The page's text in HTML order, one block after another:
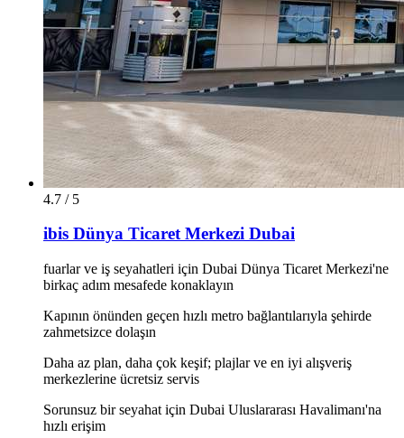
4.7 / 5
ibis Dünya Ticaret Merkezi Dubai
fuarlar ve iş seyahatleri için Dubai Dünya Ticaret Merkezi'ne
birkaç adım mesafede konaklayın
Kapının önünden geçen hızlı metro bağlantılarıyla şehirde
zahmetsizce dolaşın
Daha az plan, daha çok keşif; plajlar ve en iyi alışveriş
merkezlerine ücretsiz servis
Sorunsuz bir seyahat için Dubai Uluslararası Havalimanı'na
hızlı erişim